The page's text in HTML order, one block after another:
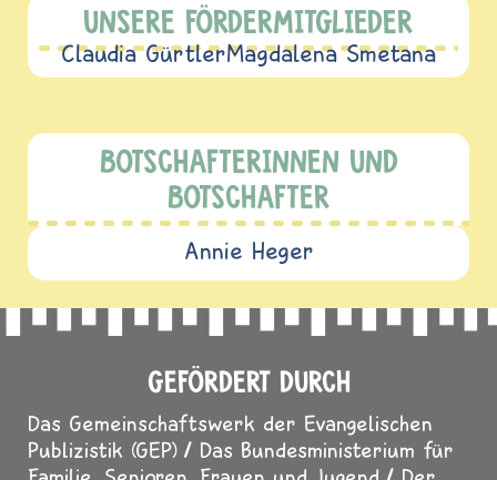
UNSERE FÖRDERMITGLIEDER
Claudia GürtlerMagdalena Smetana
BOTSCHAFTERINNEN UND
BOTSCHAFTER
Annie Heger
GEFÖRDERT DURCH
Das Gemeinschaftswerk der Evangelischen
Publizistik (GEP)
Das Bundesministerium für